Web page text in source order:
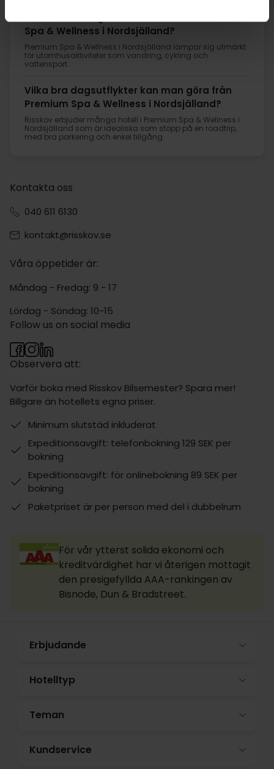
Spa & Wellness i Nordsjälland?
Premium Spa & Wellness i Nordsjälland lämpar sig utmärkt
för utomhusaktiviteter som vandring, cykling och
vattensport.
Vilka bra dagsutflykter kan man göra från
Premium Spa & Wellness i Nordsjälland?
Risskov erbjuder många hotell i Premium Spa & Wellness i
Nordsjälland som är idealiska som stopp på en roadtrip,
med bra parkering och enkel tillgång.
Kontakta oss
040 611 6130
kontakt@risskov.se
Våra öppetider är:
Måndag - Fredag: 9 - 17
Lördag - Söndag: 10-15
Observera att:
Varför boka med Risskov Bilsemester? Spara mer!
Billgare än hotellets egna priser.
Minimum slutstäd inkluderat
Expeditionsavgift: telefonbokning 129 SEK per
bokning
Expeditionsavgift: för onlinebokning 89 SEK per
bokning
Paketpriset är per person med del i dubbelrum
Follow us on social media
För vår ytterst solida ekonomi och
kreditvärdighet har vi återigen mottagit
den presigefyllda AAA-rankingen av
Bisnode, Dun & Bradstreet.
Erbjudande
Hotelltyp
Teman
Kundservice